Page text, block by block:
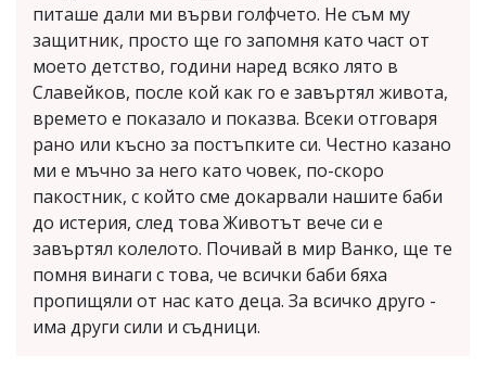
питаше дали ми върви голфчето. Не съм му
защитник, просто ще го запомня като част от
моето детство, години наред всяко лято в
Славейков, после кой как го е завъртял живота,
времето е показало и показва. Всеки отговаря
рано или късно за постъпките си. Честно казано
ми е мъчно за него като човек, по-скоро
пакостник, с който сме докарвали нашите баби
до истерия, след това Животът вече си е
завъртял колелото. Почивай в мир Ванко, ще те
помня винаги с това, че всички баби бяха
пропищяли от нас като деца. За всичко друго -
има други сили и съдници.